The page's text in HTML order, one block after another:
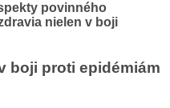
povinného
nielen v boji
boji proti epidémiám